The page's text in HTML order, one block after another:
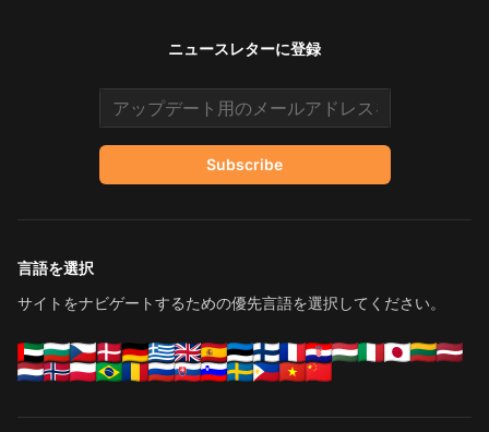
ニュースレターに登録
Email address
Subscribe
言語を選択
サイトをナビゲートするための優先言語を選択してください。